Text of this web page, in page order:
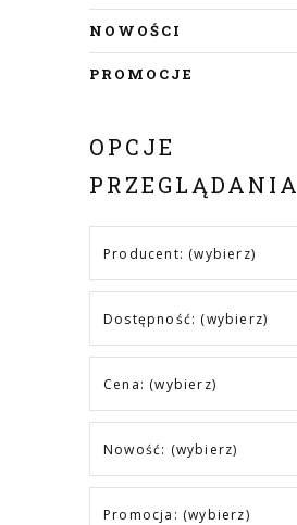
NOWOŚCI
PROMOCJE
OPCJE
PRZEGLĄDANIA
Producent: (wybierz)
Dostępność: (wybierz)
Cena: (wybierz)
Nowość: (wybierz)
Promocja: (wybierz)